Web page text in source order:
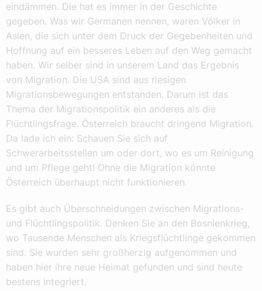
eindämmen. Die hat es immer in der Geschichte
gegeben. Was wir Germanen nennen, waren Völker in
Asien, die sich unter dem Druck der Gegebenheiten und
Hoffnung auf ein besseres Leben auf den Weg gemacht
haben. Wir selber sind in unserem Land das Ergebnis
von Migration. Die USA sind aus riesigen
Migrationsbewegungen entstanden. Darum ist das
Thema der Migrationspolitik ein anderes als die
Flüchtlingsfrage. Österreich braucht dringend Migration.
Da lade ich ein: Schauen Sie sich auf
Schwerarbeitsstellen um oder dort, wo es um Reinigung
und um Pflege geht! Ohne die Migration könnte
Österreich überhaupt nicht funktionieren.
Es gibt auch Überschneidungen zwischen Migrations-
und Flüchtlingspolitik. Denken Sie an den Bosnienkrieg,
wo Tausende Menschen als Kriegsflüchtlinge gekommen
sind. Sie wurden sehr großherzig aufgenommen und
haben hier ihre neue Heimat gefunden und sind heute
bestens integriert.